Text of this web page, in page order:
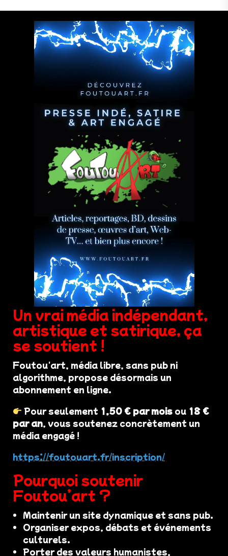
Un vrai média indépendant,
artistique et satirique, ça
se soutient !
Foutou'art, média libre, sans pub ni
algorithme, propose désormais un
abonnement en ligne.
Pour seulement 1,50 € par mois ou 18 €
par an, vous soutenez concrètement un
média engagé !
https://foutouart.fr/inscription/
Pourquoi soutenir
Foutou’art ?
Maintenir un site dynamique et sans pub.
Organiser expos, débats et événements
culturels.
Porter des valeurs humanistes,